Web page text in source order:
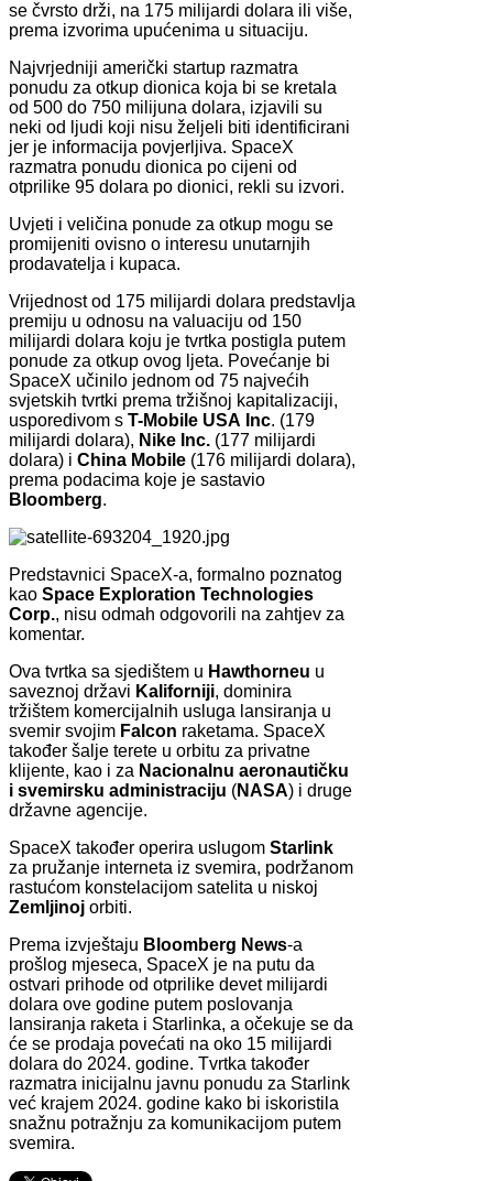
se čvrsto drži, na 175 milijardi dolara ili više,
prema izvorima upućenima u situaciju.
Najvrjedniji američki startup razmatra
ponudu za otkup dionica koja bi se kretala
od 500 do 750 milijuna dolara, izjavili su
neki od ljudi koji nisu željeli biti identificirani
jer je informacija povjerljiva. SpaceX
razmatra ponudu dionica po cijeni od
otprilike 95 dolara po dionici, rekli su izvori.
Uvjeti i veličina ponude za otkup mogu se
promijeniti ovisno o interesu unutarnjih
prodavatelja i kupaca.
Vrijednost od 175 milijardi dolara predstavlja
premiju u odnosu na valuaciju od 150
milijardi dolara koju je tvrtka postigla putem
ponude za otkup ovog ljeta. Povećanje bi
SpaceX učinilo jednom od 75 najvećih
svjetskih tvrtki prema tržišnoj kapitalizaciji,
usporedivom s T-Mobile USA Inc. (179
milijardi dolara), Nike Inc. (177 milijardi
dolara) i China Mobile (176 milijardi dolara),
prema podacima koje je sastavio
Bloomberg.
Predstavnici SpaceX-a, formalno poznatog
kao Space Exploration Technologies
Corp., nisu odmah odgovorili na zahtjev za
komentar.
Ova tvrtka sa sjedištem u Hawthorneu u
saveznoj državi Kaliforniji, dominira
tržištem komercijalnih usluga lansiranja u
svemir svojim Falcon raketama. SpaceX
također šalje terete u orbitu za privatne
klijente, kao i za Nacionalnu aeronautičku
i svemirsku administraciju (NASA) i druge
državne agencije.
SpaceX također operira uslugom Starlink
za pružanje interneta iz svemira, podržanom
rastućom konstelacijom satelita u niskoj
Zemljinoj orbiti.
Prema izvještaju Bloomberg News-a
prošlog mjeseca, SpaceX je na putu da
ostvari prihode od otprilike devet milijardi
dolara ove godine putem poslovanja
lansiranja raketa i Starlinka, a očekuje se da
će se prodaja povećati na oko 15 milijardi
dolara do 2024. godine. Tvrtka također
razmatra inicijalnu javnu ponudu za Starlink
već krajem 2024. godine kako bi iskoristila
snažnu potražnju za komunikacijom putem
svemira.